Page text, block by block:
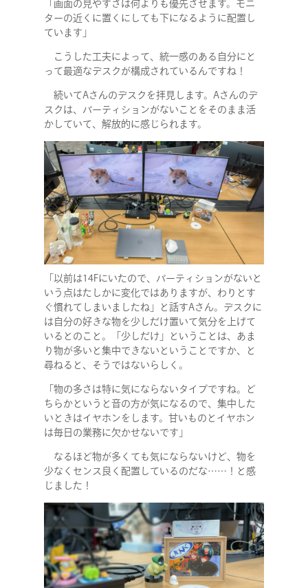
COMPANY
SERVICE
STAFF BLOG
CONTACT
RECRUIT
「画面の見やすさは何よりも優先させます。モニ
ターの近くに置くにしても下になるように配置し
ています」
こうした工夫によって、統一感のある自分にと
って最適なデスクが構成されているんですね！
続いてAさんのデスクを拝見します。Aさんのデ
スクは、パーティションがないことをそのまま活
かしていて、解放的に感じられます。
「以前は14Fにいたので、パーティションがないと
いう点はたしかに変化ではありますが、わりとす
ぐ慣れてしまいましたね」と話すAさん。デスクに
は自分の好きな物を少しだけ置いて気分を上げて
いるとのこと。「少しだけ」ということは、あま
り物が多いと集中できないということですか、と
尋ねると、そうではないらしく。
「物の多さは特に気にならないタイプですね。ど
ちらかというと音の方が気になるので、集中した
いときはイヤホンをします。甘いものとイヤホン
は毎日の業務に欠かせないです」
なるほど物が多くても気にならないけど、物を
少なくセンス良く配置しているのだな……！と感
じました！